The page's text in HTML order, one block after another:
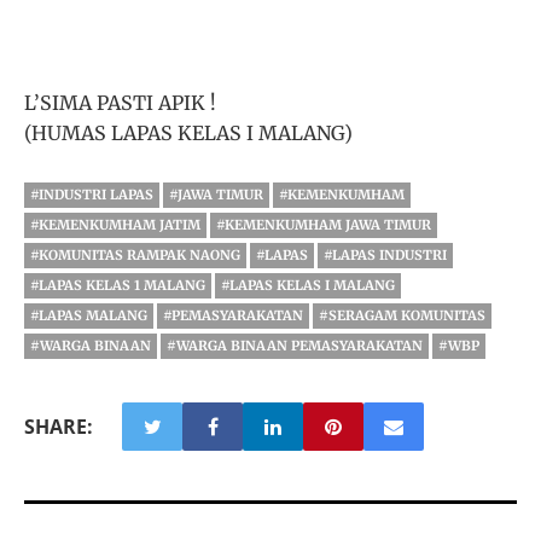
L’SIMA PASTI APIK !
(HUMAS LAPAS KELAS I MALANG)
#INDUSTRI LAPAS #JAWA TIMUR
#KEMENKUMHAM
#KEMENKUMHAM JATIM
#KEMENKUMHAM JAWA TIMUR
#KOMUNITAS RAMPAK NAONG
#LAPAS
#LAPAS INDUSTRI
#LAPAS KELAS 1 MALANG
#LAPAS KELAS I MALANG
#LAPAS MALANG
#PEMASYARAKATAN
#SERAGAM KOMUNITAS
#WARGA BINAAN
#WARGA BINAAN PEMASYARAKATAN #WBP
SHARE: